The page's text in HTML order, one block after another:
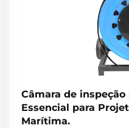
Câmara de
Essencial para
Marítima.